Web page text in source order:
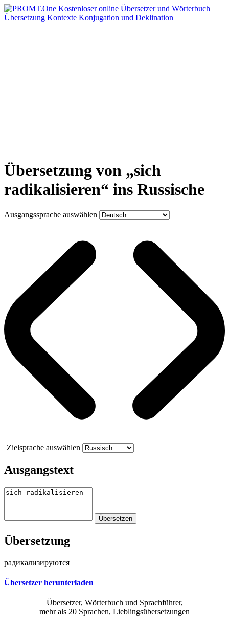
Übersetzung Kontexte Konjugation und Deklination
Übersetzung von „sich
radikalisieren“ ins Russische
Ausgangssprache auswählen
Zielsprache auswählen
Ausgangstext
Übersetzung
радикализируются
Übersetzer herunterladen
Übersetzer, Wörterbuch und Sprachführer,
mehr als 20 Sprachen, Lieblingsübersetzungen